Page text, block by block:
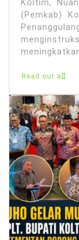
Koltim,
(Pemkab)
Read out all